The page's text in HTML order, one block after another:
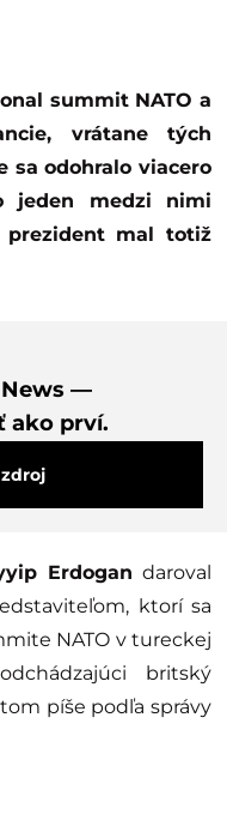
vrátane tých
sa odohralo viacero
jeden medzi nimi
prezident mal totiž
News —
ako prví.
Erdogan daroval
ktorí sa
NATO v tureckej
britský
tom píše podľa správy